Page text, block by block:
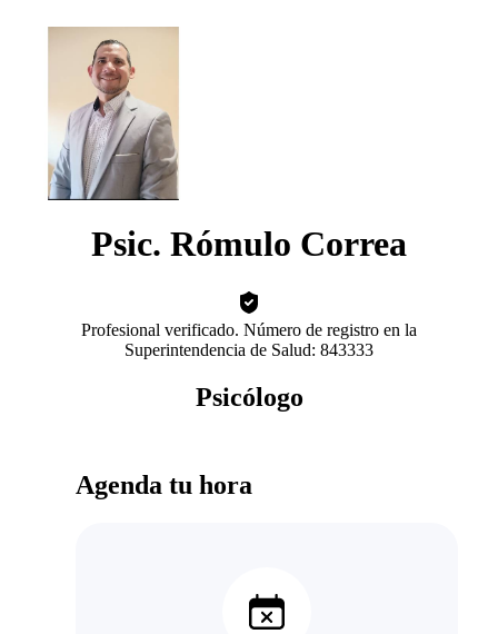
Psic. Rómulo Correa
Profesional verificado. Número de registro en la
Superintendencia de Salud: 843333
Psicólogo
Agenda tu hora